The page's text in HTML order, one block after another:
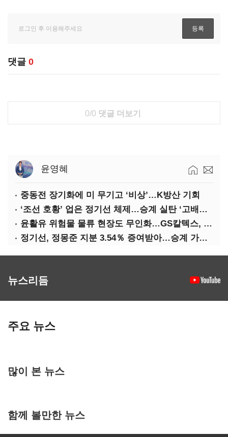
댓글 0
0/0 댓글 더보기
윤영혜
중동전 장기화에 미 무기고 ‘비상’…K방산 기회
‘조선 호황’ 업은 정기선 체제…승계 실탄 ‘고배당’ 주목
윤활유 위험물 물류 현장도 무인화…GS칼텍스, 디지털 전환 가속
정기선, 정몽준 지분 3.54％ 증여받아…승계 가속화
뉴스리듬
주요 뉴스
많이 본 뉴스
함께 볼만한 뉴스